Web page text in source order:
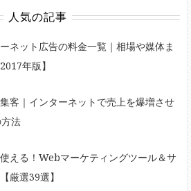
人気の記事
ネット広告の料金一覧｜相場や媒体ま
年版】
客｜インターネットで売上を爆増させ
法
える！Webマーケティングツール＆サ
厳選39選】